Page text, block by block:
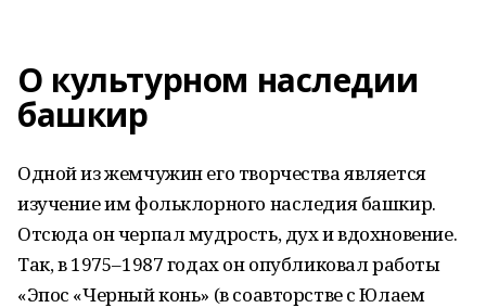
О культурном наследии
башкир
Одной из жемчужин его творчества является
изучение им фольклорного наследия башкир.
Отсюда он черпал мудрость, дух и вдохновение.
Так, в 1975–1987 годах он опубликовал работы
«Эпос «Черный конь» (в соавторстве с Юлаем